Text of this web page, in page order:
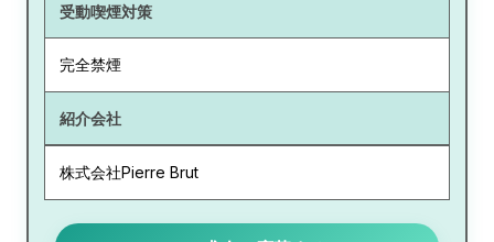
受動喫煙対策
完全禁煙
紹介会社
株式会社Pierre Brut